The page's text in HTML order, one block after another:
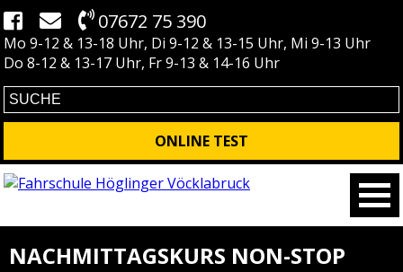
07672 75 390
Mo 9-12 & 13-18 Uhr, Di 9-12 & 13-15 Uhr, Mi 9-13 Uhr
Do 8-12 & 13-17 Uhr, Fr 9-13 & 14-16 Uhr
ONLINE TEST
NACHMITTAGSKURS NON-STOP